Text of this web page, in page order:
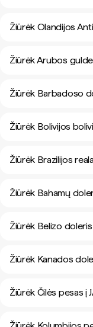
Žiūrėk Olandijos
Žiūrėk Arubos
Žiūrėk Barbadoso
Žiūrėk Bolivijos
Žiūrėk Brazilijos
Žiūrėk Bahamų
Žiūrėk Belizo
Žiūrėk Kanados
Žiūrėk Čilės pesas į